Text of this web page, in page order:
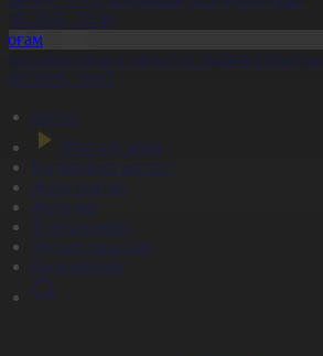
20:09
импортына уақытша тыйым салынды
20:07
Басты
Тікелей эфир
Бағдарлама кестесі
Жаңалықтар
Жобалар
Телехикаялар
Мультсериалдар
Видеоархив